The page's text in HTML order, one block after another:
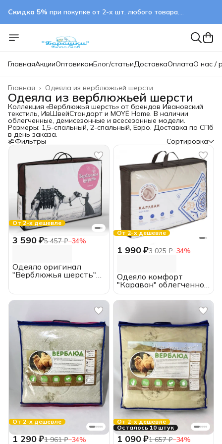
Скидка 5% при покупке от 2-х шт. любого товара.
ГлавнаяАкцииОптовикамБлог/статьиДоставкаОплатаО нас /
Одеяла из верблюжьей шерсти
Главная ›
Одеяла из верблюжьей шерсти
Коллекция «Верблюжья шерсть» от брендов Ивановский
текстиль, ИвШвейСтандарт и MOYЁ Home. В наличии
облегченные, демисезонные и всесезонные модели.
Размеры: 1,5-спальный, 2-спальный, Евро. Доставка по СПб
в день заказа.
Фильтры Сортировка
От 2-х дешевле
3 590 ₽5 457 ₽−34%
Одеяло оригинал
"Верблюжья шерсть"
ИвШвейСтандарт
От 2-х дешевле
1 990 ₽3 025 ₽−34%
Одеяло комфорт
"Караван" облегченное,
ЕВРО,
ИвШвейСтандарт
От 2-х дешевле
1 290 ₽1 961 ₽−34%
От 2-х дешевле
Осталось 10 штук
1 090 ₽1 657 ₽−34%